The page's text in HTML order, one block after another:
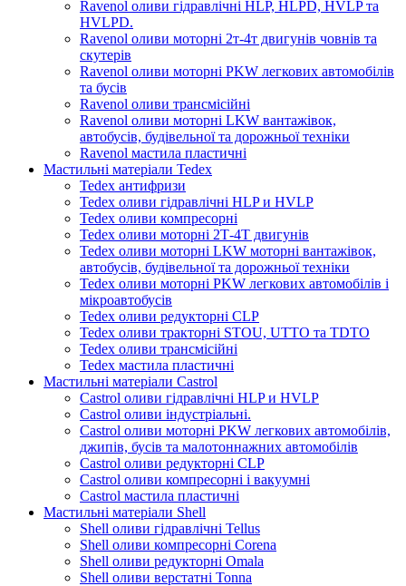
Ravenol оливи гідравлічні HLP, HLPD, HVLP та
HVLPD.
Ravenol оливи моторні 2т-4т двигунів човнів та
скутерів
Ravenol оливи моторні PKW легкових автомобілів
та бусів
Ravenol оливи трансмісійні
Ravenol оливи моторні LKW вантажівок,
автобусів, будівельної та дорожньої техніки
Ravenol мастила пластичні
Мастильні матеріали Tedex
Tedex антифризи
Tedex оливи гідравлічні HLP и HVLP
Tedex оливи компресорні
Tedex оливи моторні 2Т-4Т двигунів
Tedex оливи моторні LKW моторні вантажівок,
автобусів, будівельної та дорожньої техніки
Tedex оливи моторні PKW легкових автомобілів і
мікроавтобусів
Tedex оливи редукторні CLP
Tedex оливи тракторні STOU, UTTO та TDTO
Tedex оливи трансмісійні
Tedex мастила пластичні
Мастильні матеріали Castrol
Castrol оливи гідравлічні HLP и HVLP
Castrol оливи індустріальні.
Castrol оливи моторні PKW легкових автомобілів,
джипів, бусів та малотоннажних автомобілів
Castrol оливи редукторні CLP
Castrol оливи компресорні і вакуумні
Castrol мастила пластичні
Мастильні матеріали Shell
Shell оливи гідравлічні Tellus
Shell оливи компресорні Corena
Shell оливи редукторні Omala
Shell оливи верстатні Tonna